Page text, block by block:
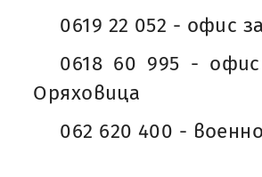
0619 22 052 - офис
0618 60 995 -
Оряховица
062 620 400 -